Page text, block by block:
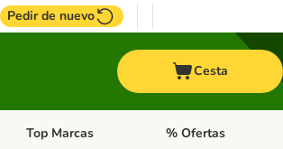
Pedir de nuevo
Cesta
Menú de categoria abierto: Otros animales
Top Marcas Menú de categoria
% Ofertas